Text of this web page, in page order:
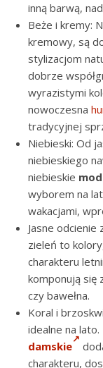
inną barwą,
Beże i kremy:
kremowy, są
stylizacjom
dobrze
wyrazistymi
nowoczesna
tradycyjnej
Niebieski: Od
niebieskiego
niebieskie
wyborem na
wakacjami,
Jasne
zieleń to
charakteru
komponują się
czy bawełna.
Koral i
idealne na
damskie
charakteru,